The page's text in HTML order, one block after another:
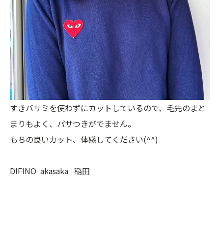
すきバサミを使わずにカットしているので、毛先のまと
まりもよく、パサつきがでません。
もちの良いカット、体感してください(^^)
DIFINO akasaka 稲田